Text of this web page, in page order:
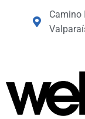
Camino